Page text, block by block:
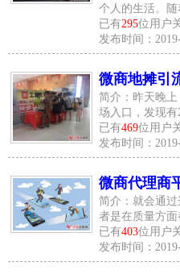
个人的生活。
已有295位用户
发布时间：
微商地摊引
简介：昨天晚
场入口，发现
已有469位用户
发布时间：
微商代理商
简介：就会通
者是在质量方
已有403位用户
发布时间：